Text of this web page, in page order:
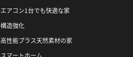
エアコン1台でも快適な家
構造強化
高性能プラス天然素材の家
スマートホーム